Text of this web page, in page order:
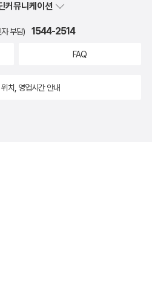
커뮤니케이션
부담) 1544-2514
FAQ
치, 영업시간 안내